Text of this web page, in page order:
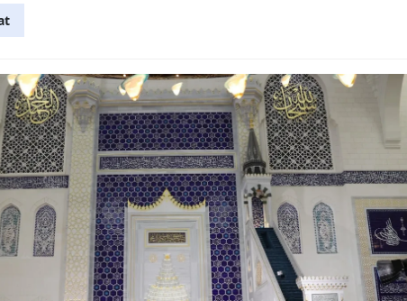
Antalya
Artvin
Aydın
Balıkesir
Bilecik
Bingöl